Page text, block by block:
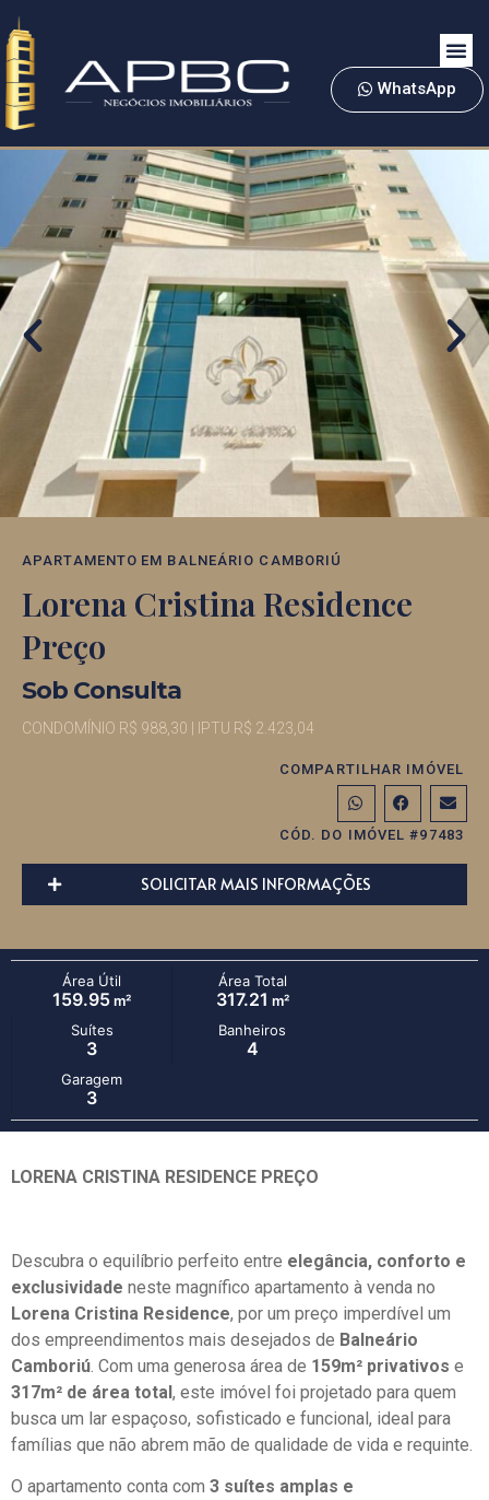
WhatsApp
APARTAMENTO EM BALNEÁRIO CAMBORIÚ
Lorena Cristina Residence
Preço
Sob Consulta
CONDOMÍNIO R$ 988,30 | IPTU R$ 2.423,04
COMPARTILHAR IMÓVEL
CÓD. DO IMÓVEL #97483
SOLICITAR MAIS INFORMAÇÕES
Área Útil
159.95m²
Área Total
317.21 m²
Suítes
3
Banheiros
4
Garagem
3
LORENA CRISTINA RESIDENCE PREÇO
Descubra o equilíbrio perfeito entre elegância, conforto e
exclusividade neste magnífico apartamento à venda no
Lorena Cristina Residence, por um preço imperdível um
dos empreendimentos mais desejados de Balneário
Camboriú . Com uma generosa área de 159m² privativos e
317m² de área total, este imóvel foi projetado para quem
busca um lar espaçoso, sofisticado e funcional, ideal para
famílias que não abrem mão de qualidade de vida e requinte.
O apartamento conta com 3 suítes amplas e